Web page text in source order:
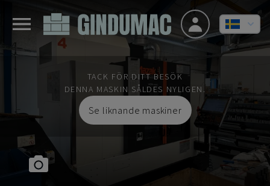
TACK FÖR DITT BESÖK
DENNA MASKIN SÅLDES NYLIGEN.
Se liknande maskiner